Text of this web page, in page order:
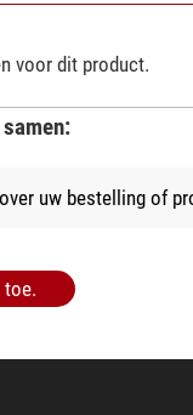
voor dit product.
uw bestelling of
toe.